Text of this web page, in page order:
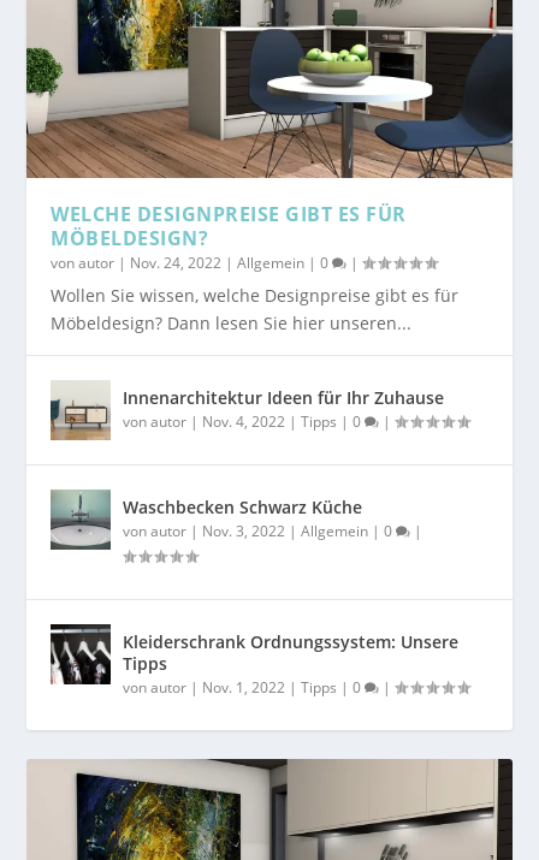
WELCHE DESIGNPREISE GIBT ES FÜR
MÖBELDESIGN?
vonautor | Nov. 24, 2022 |Allgemein |0 |
Wollen Sie wissen, welche Designpreise gibt es für
Möbeldesign? Dann lesen Sie hier unseren...
Innenarchitektur Ideen für Ihr Zuhause
vonautor | Nov. 4, 2022 |Tipps |0 |
Waschbecken Schwarz Küche
vonautor | Nov. 3, 2022 |Allgemein |0 |
Kleiderschrank Ordnungssystem: Unsere
Tipps
vonautor | Nov. 1, 2022 |Tipps |0 |